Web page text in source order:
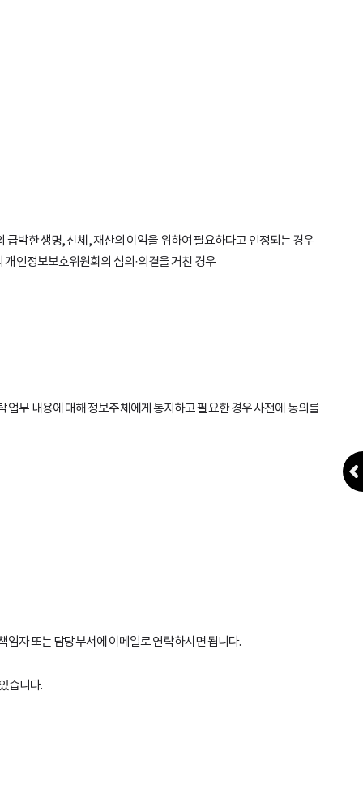
박한 생명, 신체, 재산의 이익을 위하여 필요하다고 인정되는 경우
인정보보호위원회의 심의·의결을 거친 경우
무 내용에 대해 정보주체에게 통지하고 필요한 경우 사전에 동의를
자 또는 담당부서에 이메일로 연락하시면 됩니다.
습니다.